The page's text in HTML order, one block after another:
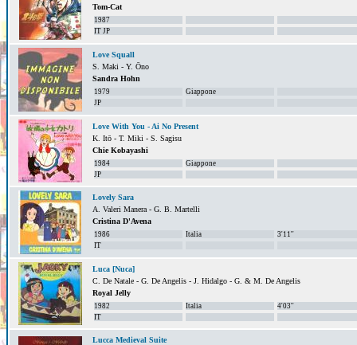
Tom-Cat
1987
IT JP
Love Squall
S. Maki - Y. Ōno
Sandra Hohn
1979
Giappone
JP
Love With You - Ai No Present
K. Itō - T. Miki - S. Sagisu
Chie Kobayashi
1984
Giappone
JP
Lovely Sara
A. Valeri Manera - G. B. Martelli
Cristina D'Avena
1986 Italia
3'11''
IT
Luca [Nuca]
C. De Natale - G. De Angelis - J. Hidalgo - G. & M. De Angelis
Royal Jelly
1982 Italia
4'03''
IT
Lucca Medieval Suite